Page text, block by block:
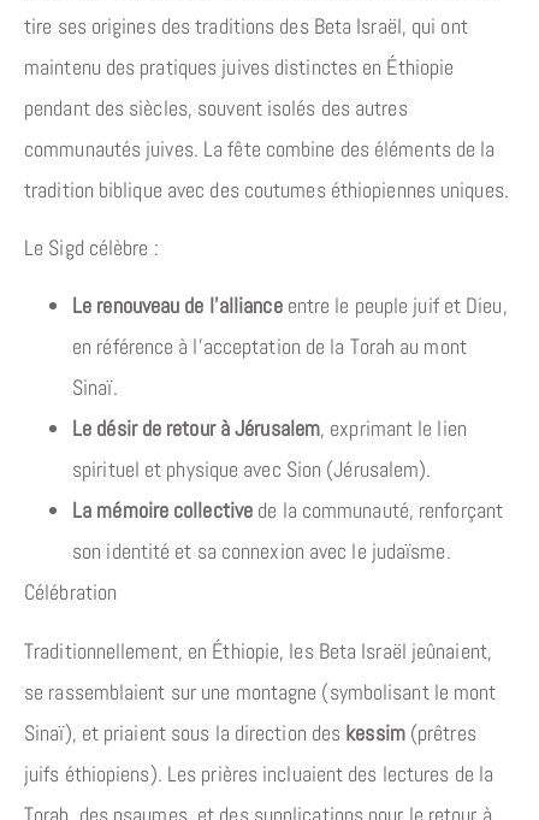
tire ses origines des traditions des Beta Israël, qui ont
maintenu des pratiques juives distinctes en Éthiopie
pendant des siècles, souvent isolés des autres
communautés juives. La fête combine des éléments de la
tradition biblique avec des coutumes éthiopiennes uniques.
Le Sigd célèbre :
Le renouveau de l’allianceentre le peuple juif et Dieu,
en référence à l’acceptation de la Torah au mont
Sinaï.
Le désir de retour à Jérusalem, exprimant le lien
spirituel et physique avec Sion (Jérusalem).
La mémoire collective de la communauté, renforçant
son identité et sa connexion avec le judaïsme.
Célébration
Traditionnellement, en Éthiopie, les Beta Israël jeûnaient,
se rassemblaient sur une montagne (symbolisant le mont
Sinaï), et priaient sous la direction des kessim(prêtres
juifs éthiopiens). Les prières incluaient des lectures de la
Torah, des psaumes, et des supplications pour le retour à